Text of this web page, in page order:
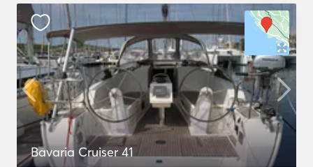
Bavaria Cruiser 41